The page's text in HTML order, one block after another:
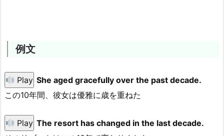
例文
Play She aged gracefully over the past decade.
この10年間、彼女は優雅に歳を重ねた
Play The resort has changed in the last decade.